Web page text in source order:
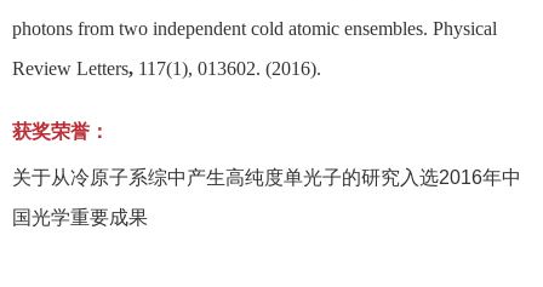
photons from two independent cold atomic ensembles. Physical
Review Letters, 117(1), 013602. (2016).
获奖荣誉：
关于从冷原子系综中产生高纯度单光子的研究入选2016年中
国光学重要成果